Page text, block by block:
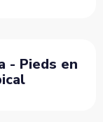
- Pieds en